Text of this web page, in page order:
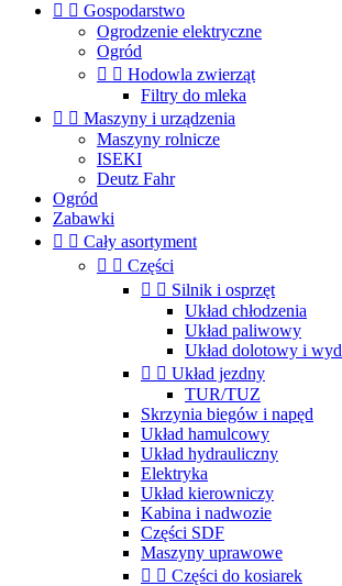
  Gospodarstwo
Ogrodzenie elektryczne
Ogród
  Hodowla zwierząt
Filtry do mleka
  Maszyny i urządzenia
Maszyny rolnicze
ISEKI
Deutz Fahr
Ogród
Zabawki
  Cały asortyment
  Części
  Silnik i osprzęt
Układ chłodzenia
Układ paliwowy
Układ dolotowy i
  Układ jezdny
TUR/TUZ
Skrzynia biegów i napęd
Układ hamulcowy
Układ hydrauliczny
Elektryka
Układ kierowniczy
Kabina i nadwozie
Części SDF
Maszyny uprawowe
  Części do kosiarek